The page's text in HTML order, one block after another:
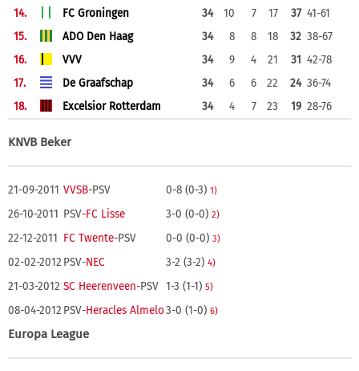
14. FC Groningen 34 10 7 17 37 41-61
15.
ADO Den Haag 34 8 8 18 32 38-67
16.
VVV 34 9 4 21 31 42-78
17.
De Graafschap 34 6 6 22 24 36-74
18.
Excelsior Rotterdam 34 4 7 23 19 28-76
KNVB Beker
21-09-2011 VVSB-PSV 0-8 (0-3) 1)
26-10-2011 PSV-FC Lisse 3-0 (0-0) 2)
22-12-2011 FC Twente-PSV 0-0 (0-0) 3)
02-02-2012 PSV-NEC 3-2 (3-2) 4)
21-03-2012 SC Heerenveen-PSV 1-3 (1-1) 5)
08-04-2012 PSV-Heracles Almelo3-0 (1-0) 6)
Europa League